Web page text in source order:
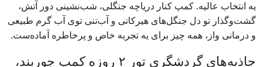
یه انتخاب عالیه. کمپ کنار دریاچه جنگلی، شب‌نشینی دور آتش،
گشت‌وگذار تو دل جنگل‌های هیرکانی و آب‌تنی توی آب گرم طبیعی
و درمانی واز، همه چیز برای یه تجربه خاص و پرخاطره آماده‌ست.
جاذبه‌های گردشگری تور ۲ روزه کمپ جوربند،